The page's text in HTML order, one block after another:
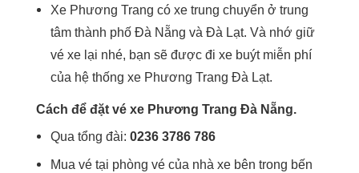
Xe Phương Trang có xe trung chuyển ở trung
tâm thành phố Đà Nẵng và Đà Lạt. Và nhớ giữ
vé xe lại nhé, bạn sẽ được đi xe buýt miễn phí
của hệ thống xe Phương Trang Đà Lạt.
Cách để đặt vé xe Phương Trang Đà Nẵng.
Qua tổng đài:0236 3786 786
Mua vé tại phòng vé của nhà xe bên trong bến